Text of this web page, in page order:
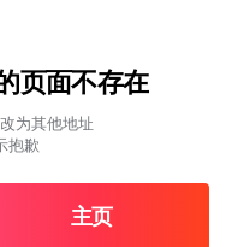
页面不存在
为其他地址
抱歉
主页